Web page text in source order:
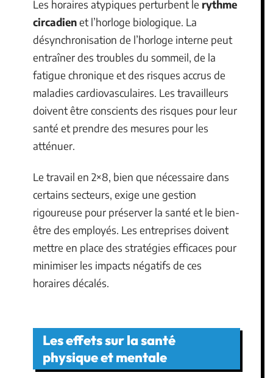
Les horaires atypiques perturbent le rythme
circadienet l’horloge biologique. La
désynchronisation de l’horloge interne peut
entraîner des troubles du sommeil, de la
fatigue chronique et des risques accrus de
maladies cardiovasculaires. Les travailleurs
doivent être conscients des risques pour leur
santé et prendre des mesures pour les
atténuer.
Le travail en 2×8, bien que nécessaire dans
certains secteurs, exige une gestion
rigoureuse pour préserver la santé et le bien-
être des employés. Les entreprises doivent
mettre en place des stratégies efficaces pour
minimiser les impacts négatifs de ces
horaires décalés.
Les effets sur la santé
physique et mentale